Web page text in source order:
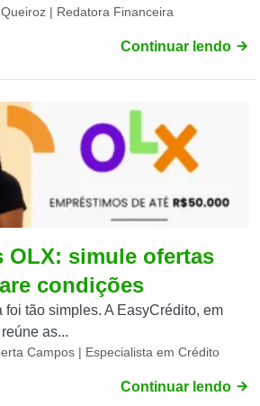
| Redatora Financeira
Continuar lendo
OLX: simule ofertas
condições
foi tão simples. A EasyCrédito, em
as...
Campos | Especialista em Crédito
Continuar lendo